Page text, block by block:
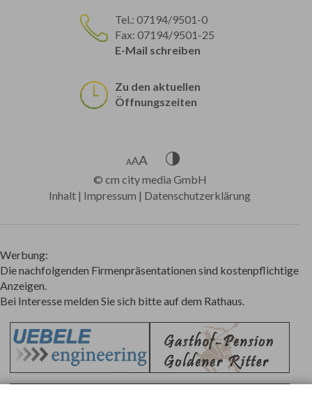
Tel.: 07194/9501-0
Fax: 07194/9501-25
E-Mail schreiben
Zu den aktuellen
Öffnungszeiten
© cm city media GmbH
Inhalt | Impressum | Datenschutzerklärung
Werbung:
Die nachfolgenden Firmenpräsentationen sind kostenpflichtige
Anzeigen.
Bei Interesse melden Sie sich bitte auf dem Rathaus.